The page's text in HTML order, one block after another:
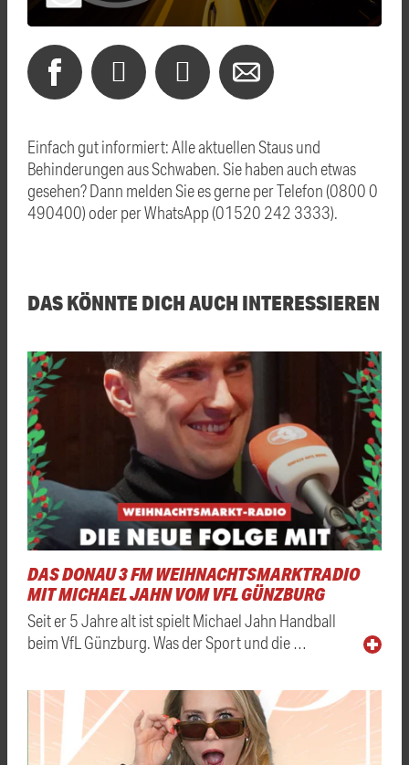
Einfach gut informiert: Alle aktuellen Staus und
Behinderungen aus Schwaben. Sie haben auch etwas
gesehen? Dann melden Sie es gerne per Telefon (0800 0
490400) oder per WhatsApp (01520 242 3333).
DAS KÖNNTE DICH AUCH INTERESSIEREN
DAS DONAU 3 FM WEIHNACHTSMARKTRADIO
MIT MICHAEL JAHN VOM VFL GÜNZBURG
Seit er 5 Jahre alt ist spielt Michael Jahn Handball
beim VfL Günzburg. Was der Sport und die …